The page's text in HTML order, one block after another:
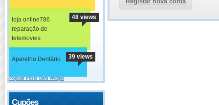
loja online786
reparação de
telemoveis
48 views
Aparelho Dentário 39 views
Popular Posts Bars Widget
Cupões